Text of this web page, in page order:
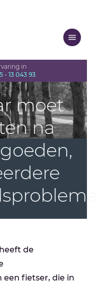
in
- 13 043 93
moet
na
de
een fietser, die in